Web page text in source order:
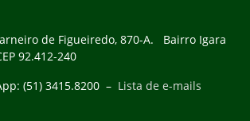
de Figueiredo, 870-A. Bairro Igara
92.412-240
(51) 3415.8200 – Lista de e-mails